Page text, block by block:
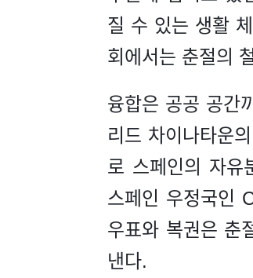
질 수 있는 생활
회에서는 춘절의
융합은 공공 공간
리드 차이나타운
로 스페인의 자유
스페인 우정국인
우표와 복권은 춘
낸다.